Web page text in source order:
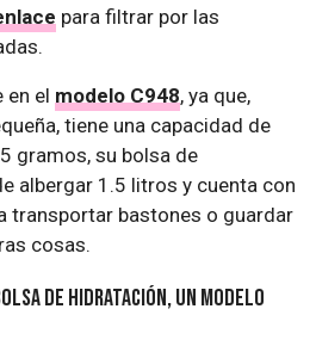
para filtrar por las
en el modelo C948, ya que,
tiene una capacidad de
gramos, su bolsa de
albergar 1.5 litros y cuenta con
transportar bastones o guardar
cosas.
de hidratación, un modelo